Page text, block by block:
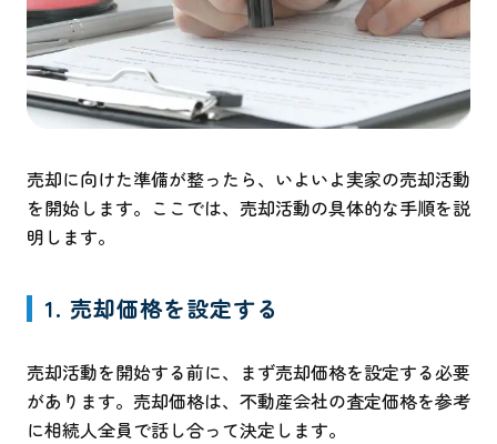
売却に向けた準備が整ったら、いよいよ実家の売却活動
を開始します。ここでは、売却活動の具体的な手順を説
明します。
1. 売却価格を設定する
売却活動を開始する前に、まず売却価格を設定する必要
があります。売却価格は、不動産会社の査定価格を参考
に相続人全員で話し合って決定します。